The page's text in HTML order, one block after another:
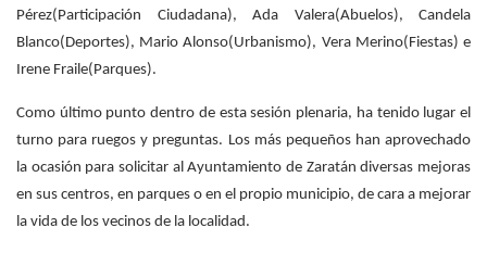
Pérez(Participación Ciudadana), Ada Valera(Abuelos), Candela
Blanco(Deportes), Mario Alonso(Urbanismo), Vera Merino(Fiestas) e
Irene Fraile(Parques).
Como último punto dentro de esta sesión plenaria, ha tenido lugar el
turno para ruegos y preguntas. Los más pequeños han aprovechado
la ocasión para solicitar al Ayuntamiento de Zaratán diversas mejoras
en sus centros, en parques o en el propio municipio, de cara a mejorar
la vida de los vecinos de la localidad.